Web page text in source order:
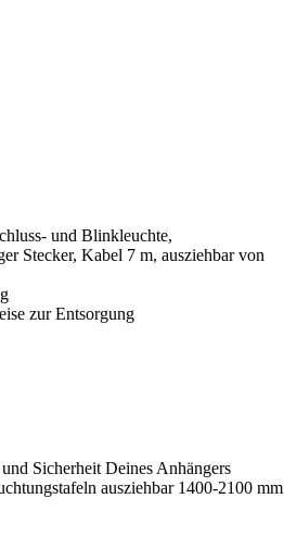
und Blinkleuchte,
Stecker, Kabel 7 m, ausziehbar von
zur Entsorgung
Sicherheit Deines Anhängers
ausziehbar 1400-2100 mm